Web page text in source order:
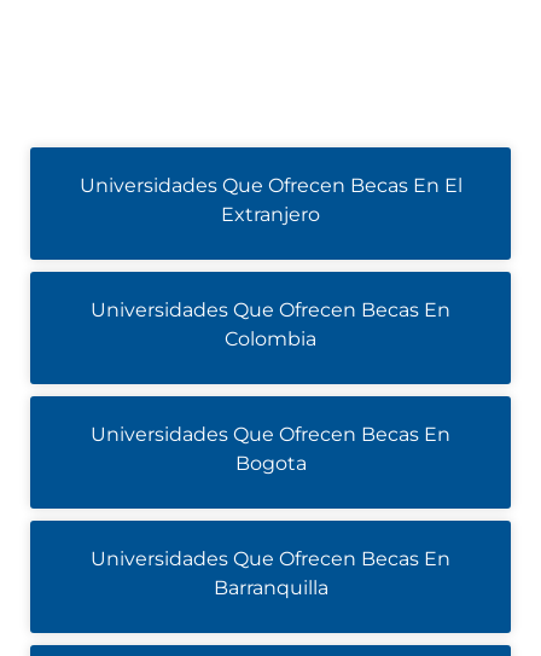
Universidades Que Ofrecen Becas En El
Extranjero
Universidades Que Ofrecen Becas En
Colombia
Universidades Que Ofrecen Becas En
Bogota
Universidades Que Ofrecen Becas En
Barranquilla